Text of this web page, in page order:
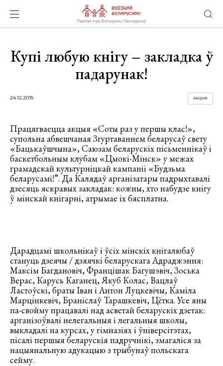
Купі любую кнігу – закладка ў
падарунак!
24.12.2015 АКЦЫЯ
Працягваецца акцыя «Соты раз у першы клас!»,
супольна абвешчаная Згуртаваннем беларусаў свету
«Бацькаўшчына», Саюзам беларускіх пісьменнікаў і
баскетбольным клубам «Цмокі-Мінск» у межах
грамадскай культурніцкай кампаніі «Будзьма
беларусамі!”. Да Калядаў арганізатары падрыхтавалі
дзесяць яскравых закладак: кожны, хто набудзе кнігу
ў мінскай кнігарні, атрымае іх бясплатна.
Дарадцамі школьнікаў і ўсіх мінскіх кнігалюбаў
стануць дзеячы / дзяячкі беларускага Адраджэння:
Максім Багдановіч, Францішак Багушэвіч, Зоська
Верас, Карусь Каганец, Якуб Колас, Вацлаў
Ластоўскі, браты Іван і Антон Луцкевічы, Каміла
Марцінкевіч, Браніслаў Тарашкевіч, Цётка. Усе яны
па-свойму працавалі над асветай беларускіх дзетак:
арганізоўвалі нелегальныя і легальныя школы,
выкладалі на курсах, у гімназіях і ўніверсітэтах,
пісалі першыя беларускія падручнікі, змагаліся за
нацыянальную адукацыю з трыбунаў польскага
сейму.